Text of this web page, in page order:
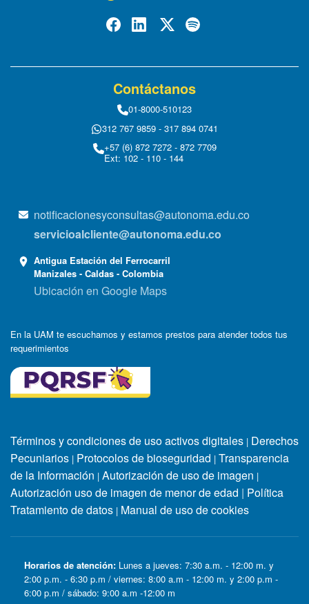
Contáctanos
01-8000-510123
312 767 9859 - 317 894 0741
+57 (6) 872 7272 - 872 7709
Ext: 102 - 110 - 144
notificacionesyconsultas@autonoma.edu.co
servicioalcliente@autonoma.edu.co
Antigua Estación del Ferrocarril
Manizales - Caldas - Colombia
Ubicación en Google Maps
En la UAM te escuchamos y estamos prestos para atender todos tus
requerimientos
Términos y condiciones de uso activos digitales | Derechos
Pecuniarios | Protocolos de bioseguridad | Transparencia
de la Información | Autorización de uso de imagen |
Autorización uso de imagen de menor de edad | Política
Tratamiento de datos | Manual de uso de cookies
Horarios de atención: Lunes a jueves: 7:30 a.m. - 12:00 m. y
2:00 p.m. - 6:30 p.m / viernes: 8:00 a.m - 12:00 m. y 2:00 p.m -
6:00 p.m / sábado: 9:00 a.m -12:00 m